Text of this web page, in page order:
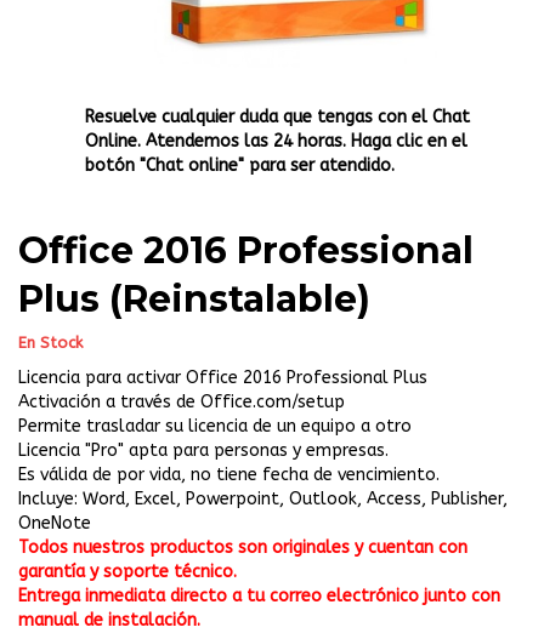
Resuelve cualquier duda que tengas con el Chat
Online. Atendemos las 24 horas. Haga clic en el
botón "Chat online" para ser atendido.
Office 2016 Professional
Plus (Reinstalable)
En Stock
Licencia para activar Office 2016 Professional Plus
Activación a través de Office.com/setup
Permite trasladar su licencia de un equipo a otro
Licencia "Pro" apta para personas y empresas.
Es válida de por vida, no tiene fecha de vencimiento.
Incluye: Word, Excel, Powerpoint, Outlook, Access, Publisher,
OneNote
Todos nuestros productos son originales y cuentan con
garantía y soporte técnico.
Entrega inmediata directo a tu correo electrónico junto con
manual de instalación.